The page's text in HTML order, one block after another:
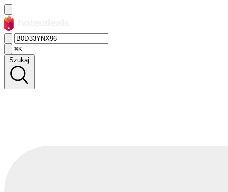
⌘K
Szukaj